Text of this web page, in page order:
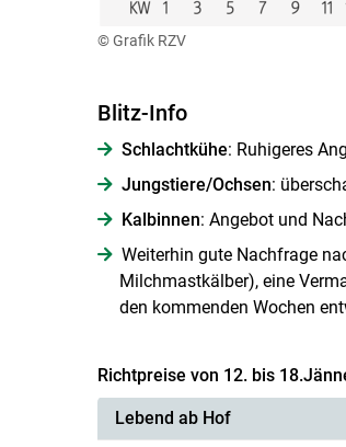
© Grafik RZV
Blitz-Info
Schlachtkühe: Ruhigeres
Jungstiere/Ochsen:
Kalbinnen: Angebot und
Weiterhin gute Nachfrage
Milchmastkälber), eine
den kommenden Wochen
Richtpreise von 12. bis
Lebend ab Hof